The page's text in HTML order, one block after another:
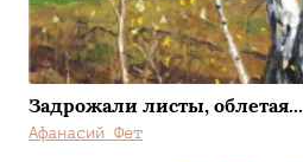
Задрожали листы, облетая...
Афанасий Фет